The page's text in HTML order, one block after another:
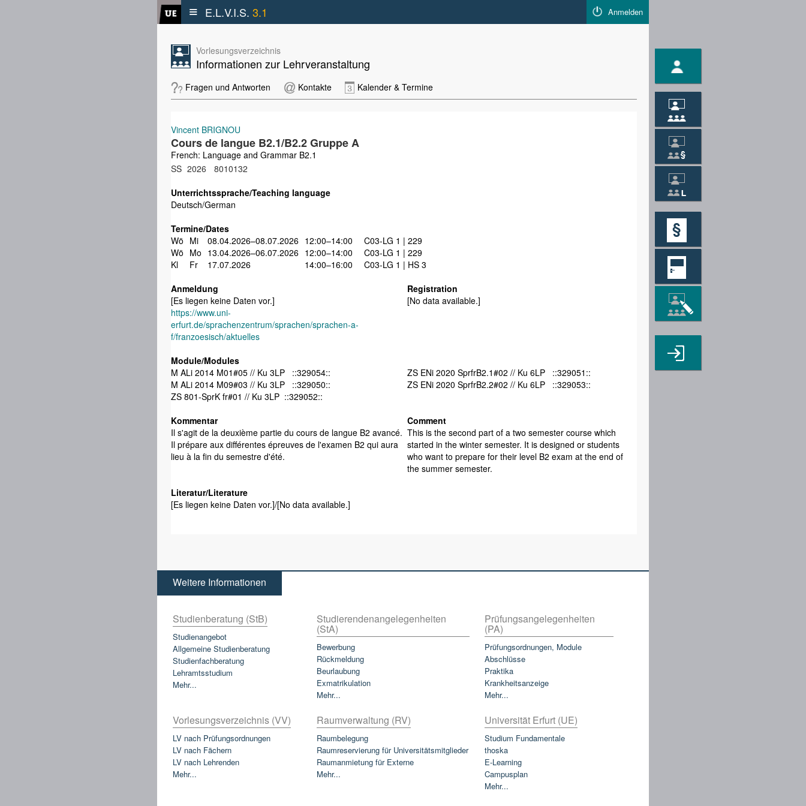
≡ E.L.V.I.S. 3.1 Anmelden
Vorlesungsverzeichnis
Informationen zur Lehrveranstaltung
Fragen und Antworten Kontakte Kalender & Termine
Vincent BRIGNOU
Cours de langue B2.1/B2.2 Gruppe A
French: Language and Grammar B2.1
SS 2026
8010132
Unterrichtssprache/Teaching language
Deutsch/German
Termine/Dates
Wö Mi 08.04.2026–08.07.2026 12:00–14:00
C03-LG 1 | 229
Wö Mo 13.04.2026–06.07.2026 12:00–14:00
C03-LG 1 | 229
Kl
Fr 17.07.2026 14:00–16:00
C03-LG 1 | HS 3
Anmeldung
[Es liegen keine Daten vor.]
https://www.uni-
erfurt.de/sprachenzentrum/sprachen/sprachen-a-
f/franzoesisch/aktuelles
Registration
[No data available.]
Module/Modules
M ALi 2014 M01#05 // Ku 3LP ::329054::
M ALi 2014 M09#03 // Ku 3LP ::329050::
ZS 801-SprK fr#01 // Ku 3LP ::329052::
ZS ENi 2020 SprfrB2.1#02 // Ku 6LP ::329051::
ZS ENi 2020 SprfrB2.2#02 // Ku 6LP ::329053::
Kommentar
Il s'agit de la deuxième partie du cours de langue B2 avancé.
Il prépare aux différentes épreuves de l'examen B2 qui aura
lieu à la fin du semestre d'été.
Comment
This is the second part of a two semester course which
started in the winter semester. It is designed or students
who want to prepare for their level B2 exam at the end of
the summer semester.
Literatur/Literature
[Es liegen keine Daten vor.]/[No data available.]
Weitere Informationen
Studienberatung (StB)
Studienangebot
Allgemeine Studienberatung
Studienfachberatung
Lehramtsstudium
Mehr...
Studierendenangelegenheiten
(StA)
Bewerbung
Rückmeldung
Beurlaubung
Exmatrikulation
Mehr...
Prüfungsangelegenheiten
(PA)
Prüfungsordnungen, Module
Abschlüsse
Praktika
Krankheitsanzeige
Mehr...
Vorlesungsverzeichnis (VV)
LV nach Prüfungsordnungen
LV nach Fächern
LV nach Lehrenden
Mehr...
Raumverwaltung (RV)
Raumbelegung
Raumreservierung für Universitätsmitglieder
Raumanmietung für Externe
Mehr...
Universität Erfurt (UE)
Studium Fundamentale
thoska
E-Learning
Campusplan
Mehr...